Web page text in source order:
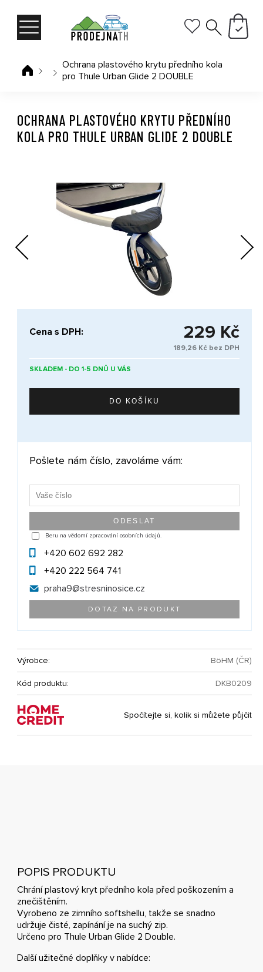
Ochrana plastového krytu předního kola
pro Thule Urban Glide 2 DOUBLE
Previous Next
OCHRANA PLASTOVÉHO KRYTU PŘEDNÍHO
KOLA PRO THULE URBAN GLIDE 2 DOUBLE
Cena s DPH: 229 Kč
189,26 Kč bez DPH
SKLADEM - DO 1-5 DNŮ U VÁS
Pošlete nám číslo, zavoláme vám:
Beru na vědomí zpracování osobních údajů.
+420 602 692 282
+420 222 564 741
praha9@stresninosice.cz
DOTAZ NA PRODUKT
Výrobce: BöHM (ČR)
Kód produktu: DKB0209
Spočítejte si, kolik si můžete půjčit
POPIS PRODUKTU
Chrání plastový kryt předního kola před poškozením a
znečištěním.
Vyrobeno ze zimního softshellu, takže se snadno
udržuje čisté, zapínání je na suchý zip.
Určeno pro Thule Urban Glide 2 Double.
Další užitečné doplňky v nabídce: